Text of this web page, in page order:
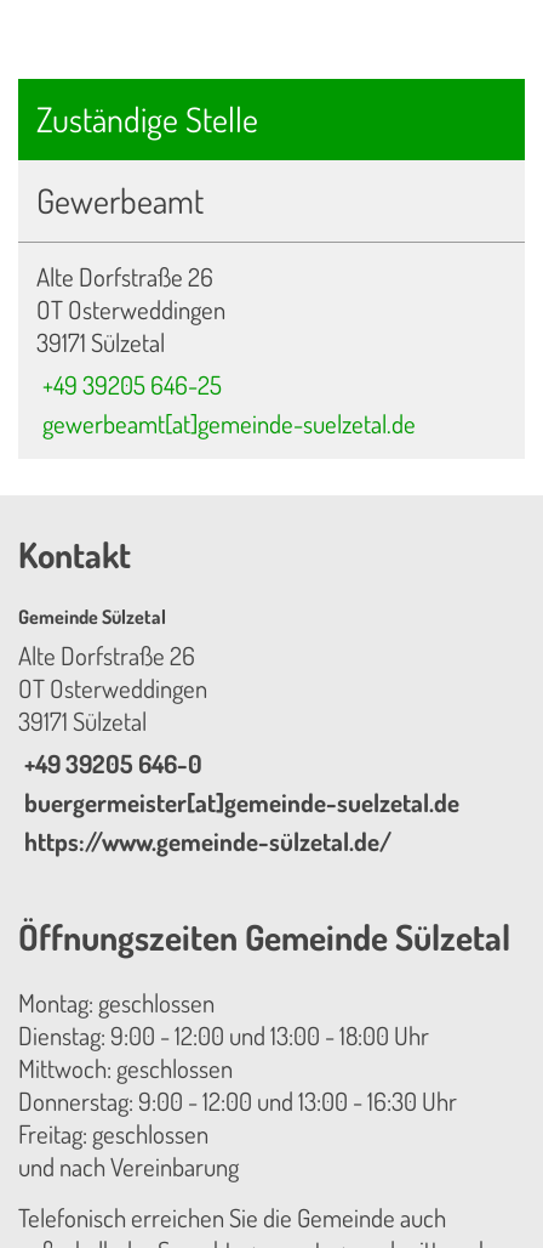
Zuständige Stelle
Gewerbeamt
Alte Dorfstraße 26
OT Osterweddingen
39171 Sülzetal
+49 39205 646-25
gewerbeamt[at]gemeinde-suelzetal.de
Kontakt
Gemeinde Sülzetal
Alte Dorfstraße 26
OT Osterweddingen
39171 Sülzetal
+49 39205 646-0
buergermeister[at]gemeinde-suelzetal.de
https://www.gemeinde-sülzetal.de/
Öffnungszeiten Gemeinde Sülzetal
Montag: geschlossen
Dienstag: 9:00 - 12:00 und 13:00 - 18:00 Uhr
Mittwoch: geschlossen
Donnerstag: 9:00 - 12:00 und 13:00 - 16:30 Uhr
Freitag: geschlossen
und nach Vereinbarung
Telefonisch erreichen Sie die Gemeinde auch